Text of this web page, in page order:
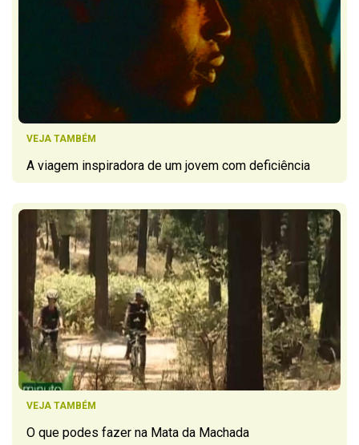
VEJA TAMBÉM
A viagem inspiradora de um jovem com deficiência
VEJA TAMBÉM
O que podes fazer na Mata da Machada